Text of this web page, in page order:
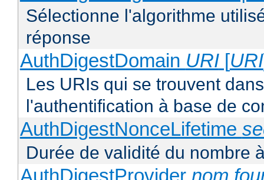
Sélectionne l'algorithme
réponse
AuthDigestDomain URI[URI
Les URIs qui se trouvent
l'authentification à base de
AuthDigestNonceLifetime
Durée de validité du nombre